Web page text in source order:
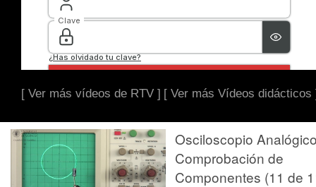
[ Ver más vídeos de RTV ] [ Ver más Vídeos didácticos
Osciloscopio
Comprobación de
Componentes (11 de